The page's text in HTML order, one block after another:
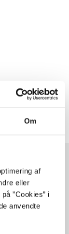
Om
af
eller
”Cookies” i
anvendte